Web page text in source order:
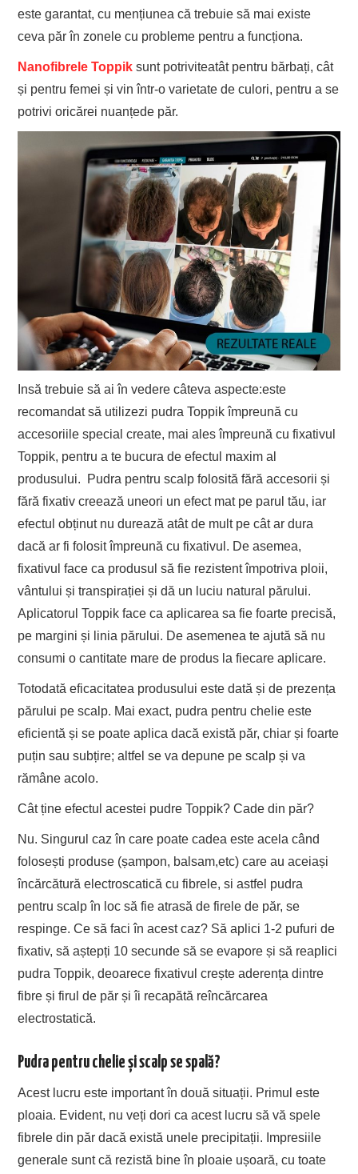
este garantat, cu mențiunea că trebuie să mai existe
ceva păr în zonele cu probleme pentru a funcționa.
Nanofibrele Toppik sunt potriviteatât pentru bărbați, cât
și pentru femei și vin într-o varietate de culori, pentru a se
potrivi oricărei nuanțede păr.
Insă trebuie să ai în vedere câteva aspecte:este
recomandat să utilizezi pudra Toppik împreună cu
accesoriile special create, mai ales împreună cu fixativul
Toppik, pentru a te bucura de efectul maxim al
produsului. Pudra pentru scalp folosită fără accesorii și
fără fixativ creează uneori un efect mat pe parul tău, iar
efectul obținut nu durează atât de mult pe cât ar dura
dacă ar fi folosit împreună cu fixativul. De asemea,
fixativul face ca produsul să fie rezistent împotriva ploii,
vântului și transpirației și dă un luciu natural părului.
Aplicatorul Toppik face ca aplicarea sa fie foarte precisă,
pe margini și linia părului. De asemenea te ajută să nu
consumi o cantitate mare de produs la fiecare aplicare.
Totodată eficacitatea produsului este dată și de prezența
părului pe scalp. Mai exact, pudra pentru chelie este
eficientă și se poate aplica dacă există păr, chiar și foarte
puțin sau subțire; altfel se va depune pe scalp și va
rămâne acolo.
Cât ține efectul acestei pudre Toppik? Cade din păr?
Nu. Singurul caz în care poate cadea este acela când
folosești produse (șampon, balsam,etc) care au aceiași
încărcătură electroscatică cu fibrele, si astfel pudra
pentru scalp în loc să fie atrasă de firele de păr, se
respinge. Ce să faci în acest caz? Să aplici 1-2 pufuri de
fixativ, să aștepți 10 secunde să se evapore și să reaplici
pudra Toppik, deoarece fixativul crește aderența dintre
fibre și firul de păr și îi recapătă reîncărcarea
electrostatică.
Pudra pentru chelie și scalp se spală?
Acest lucru este important în două situații. Primul este
ploaia. Evident, nu veți dori ca acest lucru să vă spele
fibrele din păr dacă există unele precipitații. Impresiile
generale sunt că rezistă bine în ploaie ușoară, cu toate